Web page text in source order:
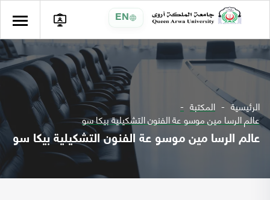
EN
الرئيسية المكتبة
عالم الرسا مين موسو عة الفنون التشكيلية بيكا سو
عالم الرسا مين موسو عة الفنون التشكيلية بيكا سو